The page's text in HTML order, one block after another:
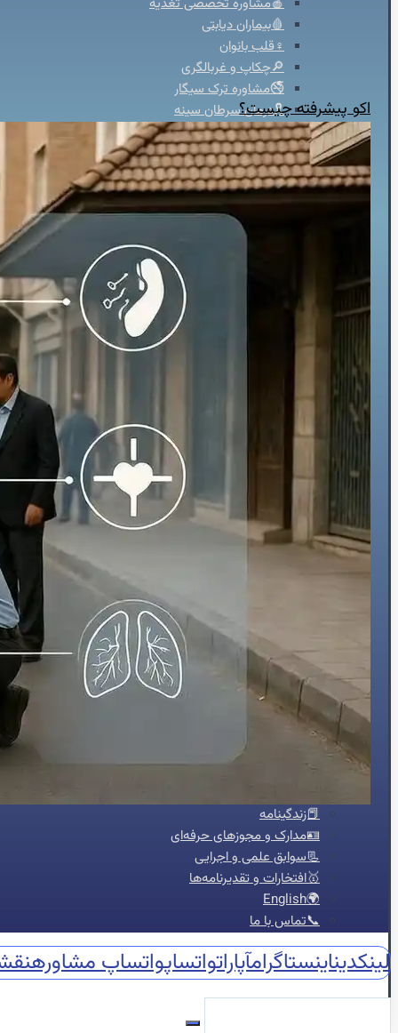
🍎مشاوره تخصصی تغذیه
🩸بیماران دیابتی
♀️قلب بانوان
🔎چکاپ و غربالگری
🚭مشاوره ترک سیگار
🎗️درمان سرطان سینه
👩‍⚕️مشاوره جراحی زنان
✨جراحی زیبایی
⏳پیش و پس از جراحی
🏥حین درمان سرطان
⚖️کنترل وزن
🗓️پیش از عمل‌ها
🧠جراحی مغز و اعصاب
👴🏻قلب سالمندان
💡تشخیص
♨️گرفتگی عروق قلبی
💊درمان
🦵درمان واریس
📋مدیریت درمان دارویی
🍔چربی خون
😵سنکوپ
عارضه‌یابی
📝بلاگ
⏰نوبت‌دهی آنلاین
👩🏻‍⚕️درباره ما
🩺دکتر محبوبه شیخ
📕زندگینامه
🪪مدارک و مجوزهای حرفه‌ای
📃سوابق علمی و اجرایی
🥇افتخارات و تقدیرنامه‌ها
🌍English
📞تماس با ما
لینکدیناینستاگرامآپاراتواتساپواتساپ مشاوره
اکو پیشرفته چیست؟